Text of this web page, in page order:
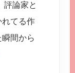
評論家と
れてる作
間から